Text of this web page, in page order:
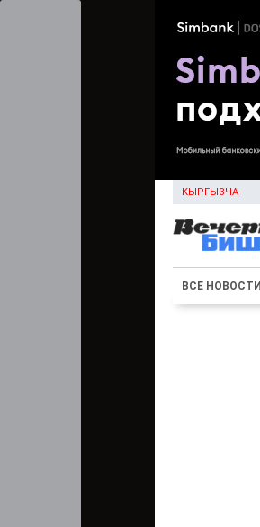
КЫРГЫЗЧА
ВСЕ НОВОСТИ